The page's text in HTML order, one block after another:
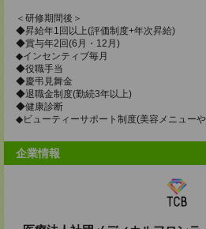
＜研修期間後＞
◆昇給年1回以上(評価制度+年次昇給)
◆賞与年2回(6月・12月)
◆インセンティブ毎月
◆役職手当
◆慶弔見舞金
◆退職金制度(勤続3年以上)
◆健康診断
◆ビューティーサポート制度(美容メニュー
企業情報